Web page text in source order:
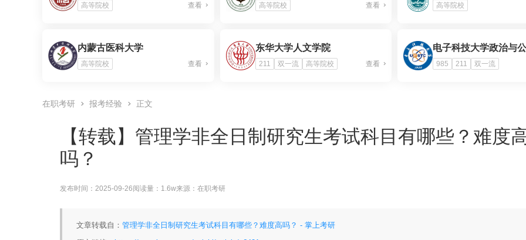
高等院校 查看 高等院校 查看 高等院校
内蒙古医科大学
高等院校 查看
东华大学人文学院
211 双一流 高等院校 查看 985 211 双一流
在职考研 报考经验 正文
【转载】 管理学非全日制研究生考试科目有哪些？难度
吗？
发布时间： 2025-09-26阅读量： 1.6w来源： 在职考研
文章转载自： 管理学非全日制研究生考试科目有哪些？难度高吗？ - 掌上考研